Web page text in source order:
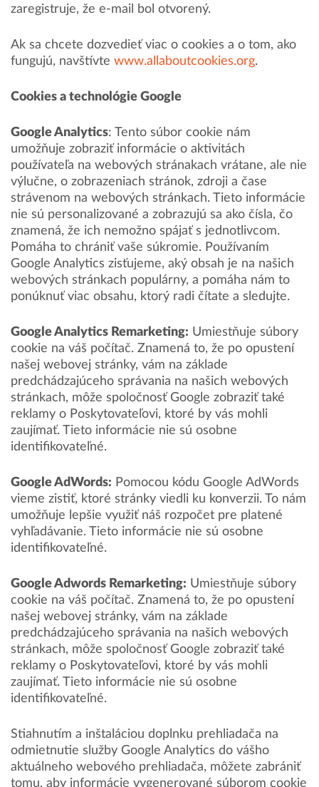
zaregistruje, že e-mail bol otvorený.
Ak sa chcete dozvedieť viac o cookies a o tom, ako
fungujú, navštívte www.allaboutcookies.org.
Cookies a technológie Google
Google Analytics: Tento súbor cookie nám
umožňuje zobraziť informácie o aktivitách
používateľa na webových stránakach vrátane, ale nie
výlučne, o zobrazeniach stránok, zdroji a čase
strávenom na webových stránkach. Tieto informácie
nie sú personalizované a zobrazujú sa ako čísla, čo
znamená, že ich nemožno spájať s jednotlivcom.
Pomáha to chrániť vaše súkromie. Používaním
Google Analytics zisťujeme, aký obsah je na našich
webových stránkach populárny, a pomáha nám to
ponúknuť viac obsahu, ktorý radi čítate a sledujte.
Google Analytics Remarketing: Umiestňuje súbory
cookie na váš počítač. Znamená to, že po opustení
našej webovej stránky, vám na základe
predchádzajúceho správania na našich webových
stránkach, môže spoločnosť Google zobraziť také
reklamy o Poskytovateľovi, ktoré by vás mohli
zaujímať. Tieto informácie nie sú osobne
identifikovateľné.
Google AdWords: Pomocou kódu Google AdWords
vieme zistiť, ktoré stránky viedli ku konverzii. To nám
umožňuje lepšie využiť náš rozpočet pre platené
vyhľadávanie. Tieto informácie nie sú osobne
identifikovateľné.
Google Adwords Remarketing: Umiestňuje súbory
cookie na váš počítač. Znamená to, že po opustení
našej webovej stránky, vám na základe
predchádzajúceho správania na našich webových
stránkach, môže spoločnosť Google zobraziť také
reklamy o Poskytovateľovi, ktoré by vás mohli
zaujímať. Tieto informácie nie sú osobne
identifikovateľné.
Stiahnutím a inštaláciou doplnku prehliadača na
odmietnutie služby Google Analytics do vášho
aktuálneho webového prehliadača, môžete zabrániť
tomu, aby informácie vygenerované súborom cookie